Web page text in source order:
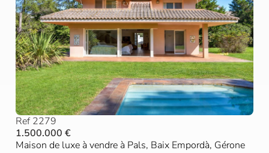
Ref 2279
1.500.000 €
Maison de luxe à vendre à Pals, Baix Empordà, Gérone